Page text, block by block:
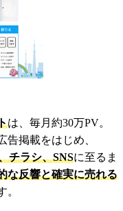
は、毎月約30万PV。
告掲載をはじめ、
チラシ、SNSに至るま
な反響と確実に売れる
。